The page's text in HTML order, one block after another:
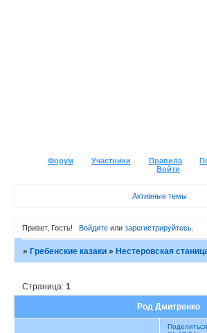
Форум Участники Правила
Войти
Активные темы
Привет, Гость! Войдитеили зарегистрируйтесь.
»Гребенские казаки »Нестеровская
Род Дмитренко
Страница:1
Поделиться